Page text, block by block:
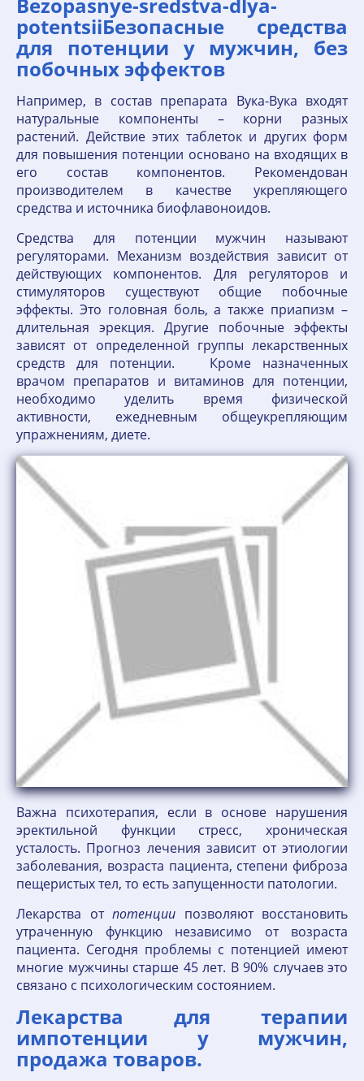
potentsiiБезопасные средства
для потенции у мужчин, без
побочных эффектов
Например, в состав препарата Вука-Вука входят
натуральные компоненты – корни разных
растений. Действие этих таблеток и других форм
для повышения потенции основано на входящих в
его состав компонентов. Рекомендован
производителем в качестве укрепляющего
средства и источника биофлавоноидов.
Средства для потенции мужчин называют
регуляторами. Механизм воздействия зависит от
действующих компонентов. Для регуляторов и
стимуляторов существуют общие побочные
эффекты. Это головная боль, а также приапизм –
длительная эрекция. Другие побочные эффекты
зависят от определенной группы лекарственных
средств для потенции. Кроме назначенных
врачом препаратов и витаминов для потенции,
необходимо уделить время физической
активности, ежедневным общеукрепляющим
упражнениям, диете.
Важна психотерапия, если в основе нарушения
эректильной функции стресс, хроническая
усталость. Прогноз лечения зависит от этиологии
заболевания, возраста пациента, степени фиброза
пещеристых тел, то есть запущенности патологии.
Лекарства от потенции позволяют восстановить
утраченную функцию независимо от возраста
пациента. Сегодня проблемы с потенцией имеют
многие мужчины старше 45 лет. В 90% случаев это
связано с психологическим состоянием.
Лекарства для терапии
импотенции у мужчин,
продажа товаров.